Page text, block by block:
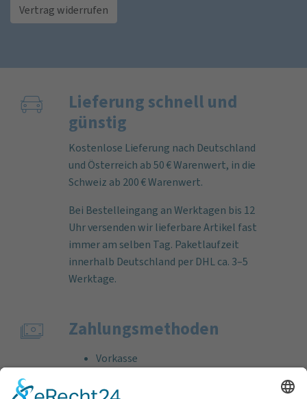
Vertrag widerrufen
Lieferung schnell und
günstig
Kostenlose Lieferung nach Deutschland
und Österreich ab 50 € Warenwert, in die
Schweiz ab 200 € Warenwert.
Bei Bestelleingang an Werktagen bis 12
Uhr versenden wir lieferbare Artikel fast
immer am selben Tag. Paketlaufzeit
innerhalb Deutschland per DHL ca. 3–5
Werktage.
Zahlungs­methoden
Vorkasse
Bankeinzug